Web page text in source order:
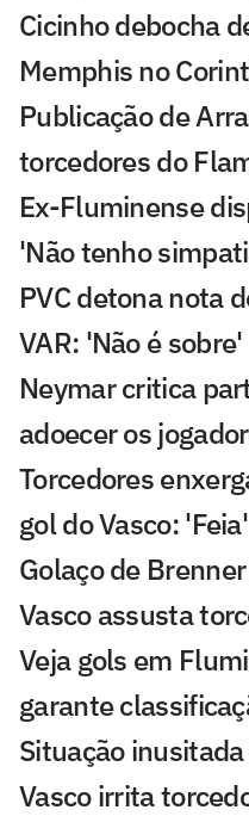
Cicinho debocha
Memphis no
Publicação de
torcedores do
Ex-Fluminense
'Não tenho
PVC detona nota
VAR: 'Não é sobre'
Neymar critica
adoecer os
Torcedores
gol do Vasco: 'Feia'
Golaço de
Vasco assusta
Veja gols em
garante
Situação
Vasco irrita